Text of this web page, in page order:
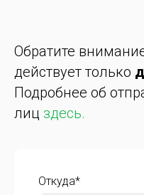
Обратите
действует только
Подробнее об
лиц здесь.
Откуда*